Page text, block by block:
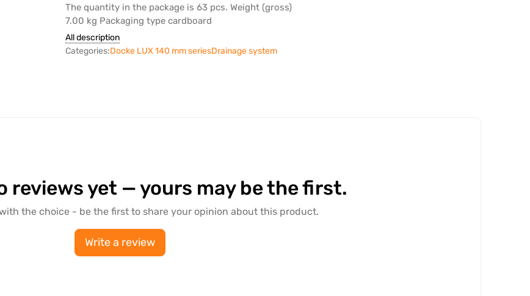
The quantity in the package is 63 pcs. Weight (gross)
7.00 kg Packaging type cardboard
All description
Categories:Docke LUX 140 mm seriesDrainage system
reviews yet — yours may be the first.
the choice - be the first to share your opinion about this product.
Write a review